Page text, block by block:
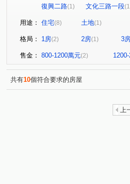
復興二路(1) 文化三路一段
用途： 住宅(8) 土地(1)
格局： 1房(2) 2房(1) 3
售金： 800-1200萬元(2)
共有10個符合要求的房屋
上